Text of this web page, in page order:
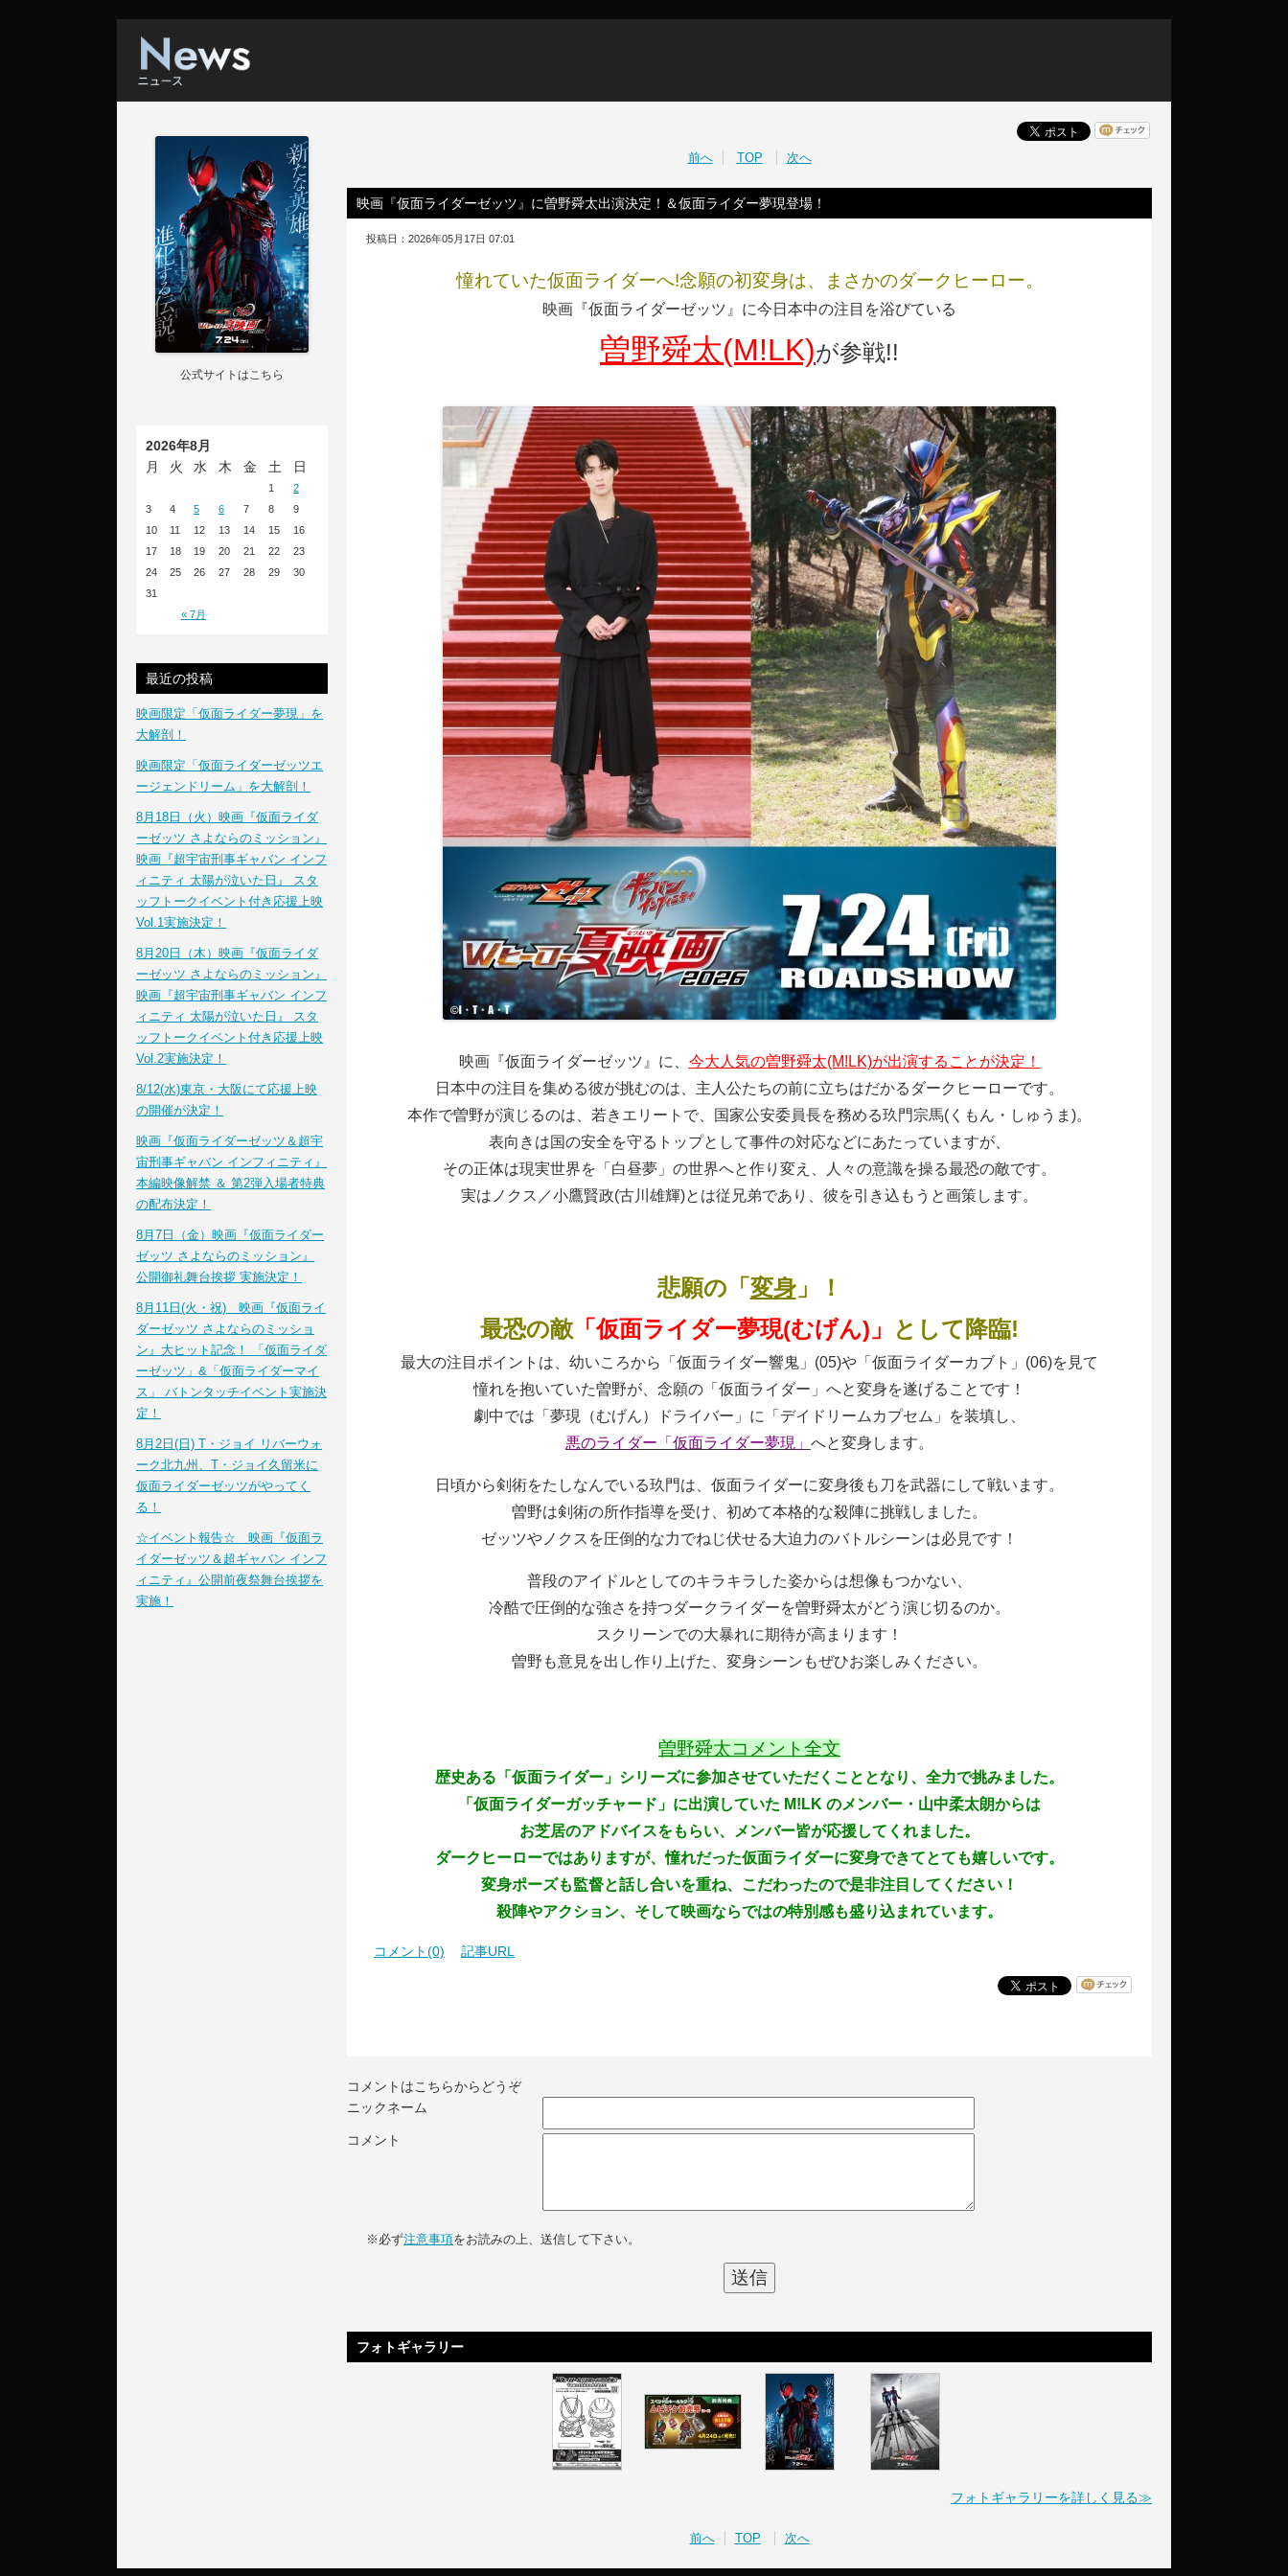
公式サイトはこちら
2026年8月
月
火 水 木 金 土 日
1
2
3
4 5 6 7 8
9
10
11 12 13 14 15
16
17
18 19 20 21 22
23
24
25 26 27 28 29
30
31
« 7月
最近の投稿
映画限定「仮面ライダー夢現」を
大解剖！
映画限定「仮面ライダーゼッツエ
ージェンドリーム」を大解剖！
8月18日（火）映画『仮面ライダ
ーゼッツ さよならのミッション』
映画『超宇宙刑事ギャバン インフ
ィニティ 太陽が泣いた日』 スタ
ッフトークイベント付き応援上映
Vol.1実施決定！
8月20日（木）映画『仮面ライダ
ーゼッツ さよならのミッション』
映画『超宇宙刑事ギャバン インフ
ィニティ 太陽が泣いた日』 スタ
ッフトークイベント付き応援上映
Vol.2実施決定！
8/12(水)東京・大阪にて応援上映
の開催が決定！
映画『仮面ライダーゼッツ＆超宇
宙刑事ギャバン インフィニティ』
本編映像解禁 ＆ 第2弾入場者特典
の配布決定！
8月7日（金）映画『仮面ライダー
ゼッツ さよならのミッション』
公開御礼舞台挨拶 実施決定！
8月11日(火・祝) 映画『仮面ライ
ダーゼッツ さよならのミッショ
ン』大ヒット記念！ 「仮面ライダ
ーゼッツ」&「仮面ライダーマイ
ス」 バトンタッチイベント実施決
定！
8月2日(日) T・ジョイ リバーウォ
ーク北九州、T・ジョイ久留米に
仮面ライダーゼッツがやってく
る！
☆イベント報告☆ 映画『仮面ラ
イダーゼッツ＆超ギャバン インフ
ィニティ』公開前夜祭舞台挨拶を
実施！
前へ TOP 次へ
映画『仮面ライダーゼッツ』に曽野舜太出演決定！＆仮面ライダー夢現登場！
投稿日：2026年05月17日 07:01
憧れていた仮面ライダーへ!念願の初変身は、まさかのダークヒーロー。
映画『仮面ライダーゼッツ』に今日本中の注目を浴びている
曽野舜太(M!LK)が参戦!!
映画『仮面ライダーゼッツ』に、 今大人気の曽野舜太(M!LK)が出演することが決定！
日本中の注目を集める彼が挑むのは、主人公たちの前に立ちはだかるダークヒーローです。
本作で曽野が演じるのは、若きエリートで、国家公安委員長を務める玖門宗馬(くもん・しゅうま)。
表向きは国の安全を守るトップとして事件の対応などにあたっていますが、
その正体は現実世界を「白昼夢」の世界へと作り変え、人々の意識を操る最恐の敵です。
実はノクス／小鷹賢政(古川雄輝)とは従兄弟であり、彼を引き込もうと画策します。
悲願の「変身」！
最恐の敵 「仮面ライダー夢現(むげん)」 として降臨!
最大の注目ポイントは、幼いころから「仮面ライダー響鬼」(05)や「仮面ライダーカブト」(06)を見て
憧れを抱いていた曽野が、念願の「仮面ライダー」へと変身を遂げることです！
劇中では「夢現（むげん）ドライバー」に「デイドリームカプセム」を装填し、
悪のライダー「仮面ライダー夢現」 へと変身します。
日頃から剣術をたしなんでいる玖門は、仮面ライダーに変身後も刀を武器にして戦います。
曽野は剣術の所作指導を受け、初めて本格的な殺陣に挑戦しました。
ゼッツやノクスを圧倒的な力でねじ伏せる大迫力のバトルシーンは必見です！
普段のアイドルとしてのキラキラした姿からは想像もつかない、
冷酷で圧倒的な強さを持つダークライダーを曽野舜太がどう演じ切るのか。
スクリーンでの大暴れに期待が高まります！
曽野も意見を出し作り上げた、変身シーンもぜひお楽しみください。
曽野舜太コメント全文
歴史ある「仮面ライダー」シリーズに参加させていただくこととなり、全力で挑みました。
「仮面ライダーガッチャード」に出演していた M!LK のメンバー・山中柔太朗からは
お芝居のアドバイスをもらい、メンバー皆が応援してくれました。
ダークヒーローではありますが、憧れだった仮面ライダーに変身できてとても嬉しいです。
変身ポーズも監督と話し合いを重ね、こだわったので是非注目してください！
殺陣やアクション、そして映画ならではの特別感も盛り込まれています。
コメント(0) 記事URL
コメントはこちらからどうぞ
ニックネーム
コメント
※必ず注意事項をお読みの上、送信して下さい。
フォトギャラリー
フォトギャラリーを詳しく見る≫
前へ TOP 次へ